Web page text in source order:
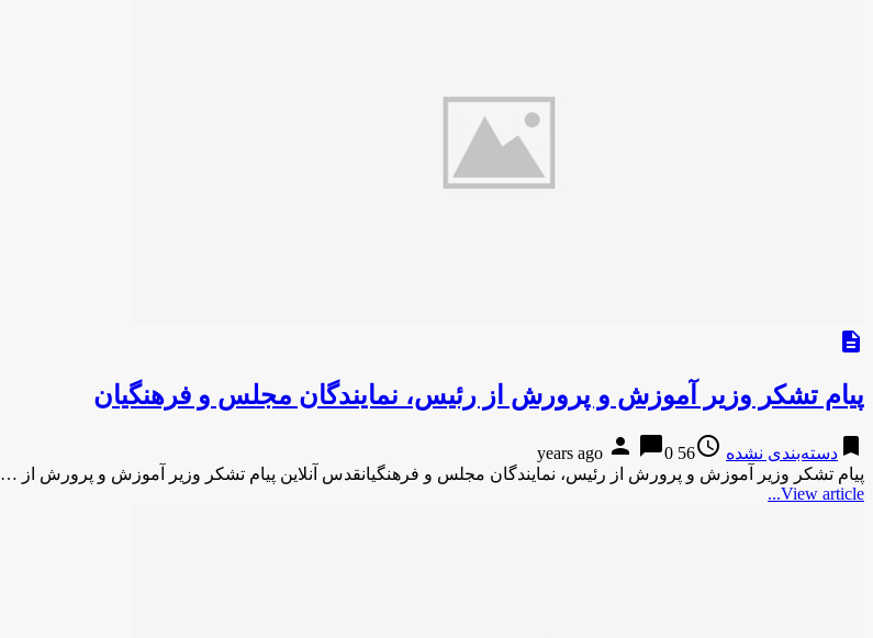
description
پیام تشکر وزیر آموزش و پرورش از رئیس، نمایندگان مجلس و فرهنگیان
bookmark دسته‌بندی نشده access_time
56 years ago
person chat_bubble0
پیام تشکر وزیر آموزش و پرورش از رئیس، نمایندگان مجلس و فرهنگیانقدس آنلاین پیام تشکر وزیر آموزش و پرورش از …
View article...